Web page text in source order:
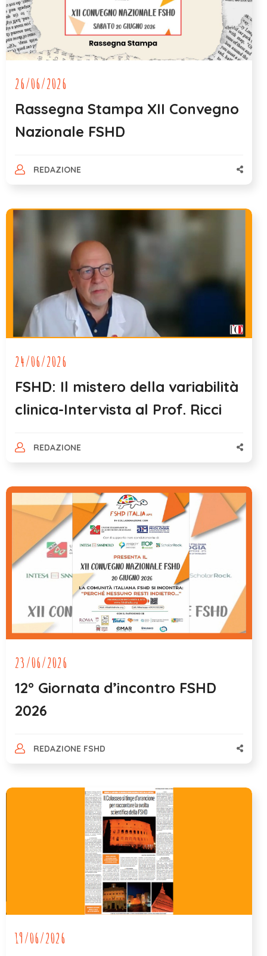
26/06/2026
Rassegna Stampa XII Convegno
Nazionale FSHD
REDAZIONE
24/06/2026
FSHD: Il mistero della variabilità
clinica-Intervista al Prof. Ricci
REDAZIONE
23/06/2026
12° Giornata d’incontro FSHD
2026
REDAZIONE FSHD
19/06/2026